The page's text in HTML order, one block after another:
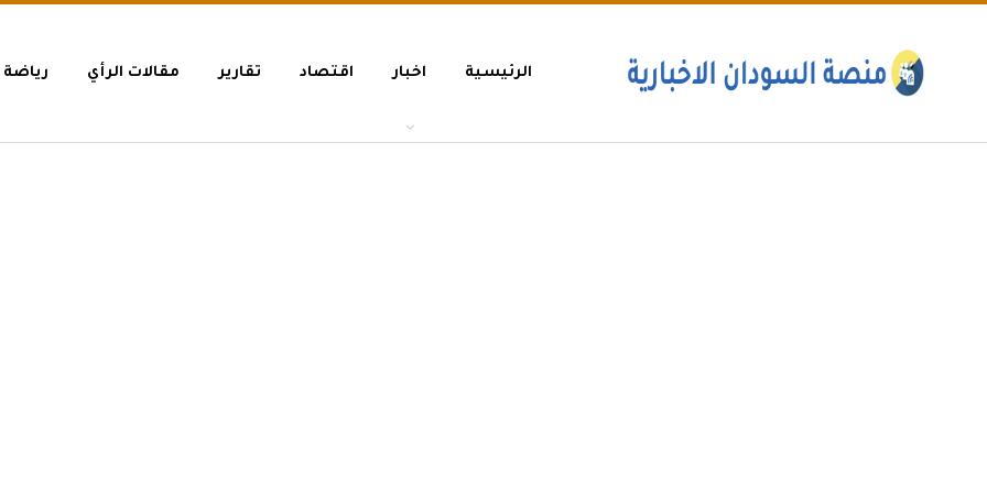
الرئيسية اخبار اقتصاد تقارير مقالات الرأي رياضة